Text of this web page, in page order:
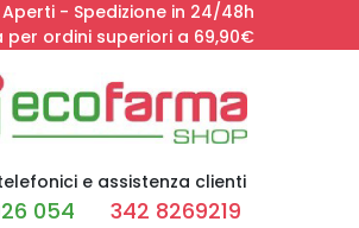
- Spedizione in 24/48h
per ordini superiori a 69,90€
e assistenza clienti
054 342 8269219